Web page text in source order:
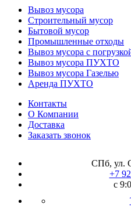
Вывоз мусора
Строительный мусор
Бытовой мусор
Промышленные отходы
Вывоз мусора с
Вывоз мусора ПУХТО
Вывоз мусора Газелью
Аренда ПУХТО
Контакты
О Компании
Доставка
Заказать звонок
СПб, ул.
+7
с